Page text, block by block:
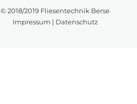
© 2018/2019 Fliesentechnik Berse
Impressum | Datenschutz